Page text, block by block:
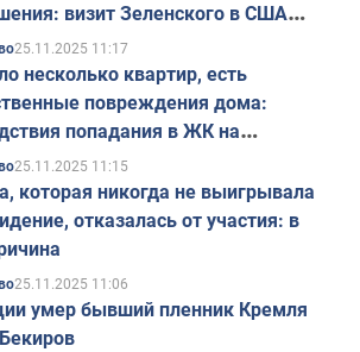
визит Зеленского в США
в ноябре
25.11.2025 11:17
несколько квартир, есть
повреждения дома:
попадания в ЖК на
в Киеве. Фото
25.11.2025 11:15
которая никогда не выигрывала
отказалась от участия: в
25.11.2025 11:06
умер бывший пленник Кремля